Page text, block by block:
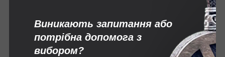
Виникають запитання або
потрібна допомога з
вибором?